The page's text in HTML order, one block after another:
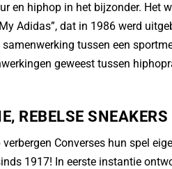
en hiphop in het bijzonder. Het
Adidas”, dat in 1986 werd
tussen een
geweest tussen
REBELSE SNEAKERS
Converses hun spel
1917! In eerste instantie